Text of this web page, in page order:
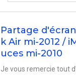
Partage
k Air mi-2012 /
uces mi-2010
Je vous remercie tout